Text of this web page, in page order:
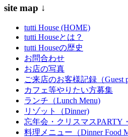
site map ↓
tutti House (HOME)
tutti Houseとは？
tutti Houseの歴史
お問合わせ
お店の写真
ご来店のお客様記録（Guest
カフェ等やりたい方募集
ランチ（Lunch Menu)
リゾット（Dinner)
忘年会・クリスマスPARTY
料理メニュー（Dinner Food